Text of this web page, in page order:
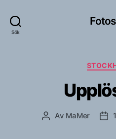
Sök
Inläggsförfattare
Av MaMer